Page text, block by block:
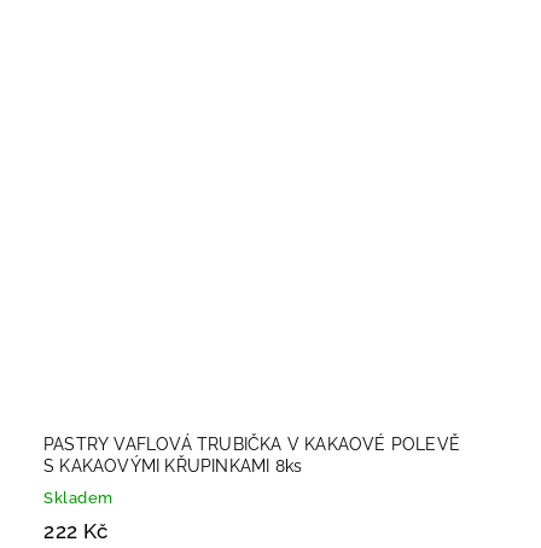
PASTRY VAFLOVÁ TRUBIČKA V KAKAOVÉ POLEVĚ
S KAKAOVÝMI KŘUPINKAMI 8ks
Skladem
222 Kč